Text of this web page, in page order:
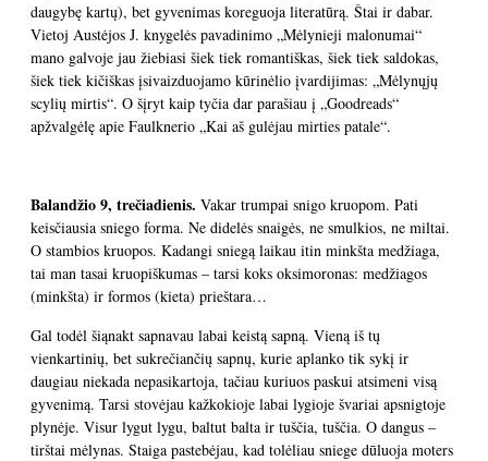
daugybę kartų), bet gyvenimas koreguoja literatūrą. Štai ir dabar.
Vietoj Austėjos J. knygelės pavadinimo „Mėlynieji malonumai“
mano galvoje jau žiebiasi šiek tiek romantiškas, šiek tiek saldokas,
šiek tiek kičiškas įsivaizduojamo kūrinėlio įvardijimas: „Mėlynųjų
scylių mirtis“. O šįryt kaip tyčia dar parašiau į „Goodreads“
apžvalgėlę apie Faulknerio „Kai aš gulėjau mirties patale“.
Balandžio 9, trečiadienis. Vakar trumpai snigo kruopom. Pati
keisčiausia sniego forma. Ne didelės snaigės, ne smulkios, ne miltai.
O stambios kruopos. Kadangi sniegą laikau itin minkšta medžiaga,
tai man tasai kruopiškumas – tarsi koks oksimoronas: medžiagos
(minkšta) ir formos (kieta) prieštara…
Gal todėl šiąnakt sapnavau labai keistą sapną. Vieną iš tų
vienkartinių, bet sukrečiančių sapnų, kurie aplanko tik sykį ir
daugiau niekada nepasikartoja, tačiau kuriuos paskui atsimeni visą
gyvenimą. Tarsi stovėjau kažkokioje labai lygioje švariai apsnigtoje
plynėje. Visur lygut lygu, baltut balta ir tuščia, tuščia. O dangus –
tirštai mėlynas. Staiga pastebėjau, kad tolėliau sniege dūluoja moters